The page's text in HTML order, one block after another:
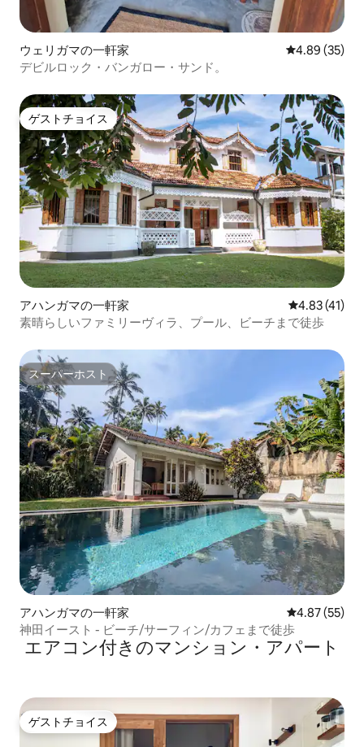
ウェリガマの一軒家 レビュー35
4.89 (35)
デビルロック・バンガロー・サンド。
ゲストチョイス
ゲストチョイス
アハンガマの一軒家 レビュー41
4.83 (41)
素晴らしいファミリーヴィラ、プール、ビーチまで徒歩
スーパーホスト
スーパーホスト
アハンガマの一軒家 レビュー55
4.87 (55)
神田イースト - ビーチ/サーフィン/カフェまで徒歩
エアコン付きのマンション・アパート
ゲストチョイス
ゲストチョイス